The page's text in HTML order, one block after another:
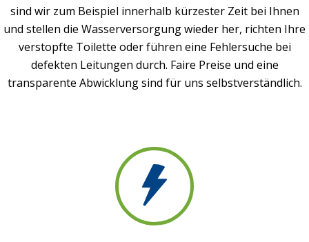
sind wir zum Beispiel innerhalb kürzester Zeit bei Ihnen
und stellen die Wasserversorgung wieder her, richten Ihre
verstopfte Toilette oder führen eine Fehlersuche bei
defekten Leitungen durch. Faire Preise und eine
transparente Abwicklung sind für uns selbstverständlich.